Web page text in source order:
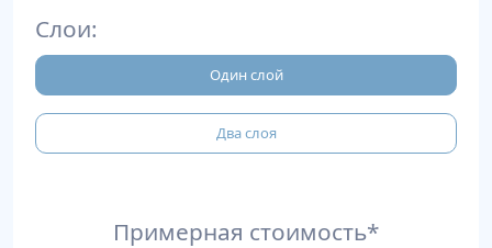
Слои:
Один слой
Два слоя
Примерная стоимость*